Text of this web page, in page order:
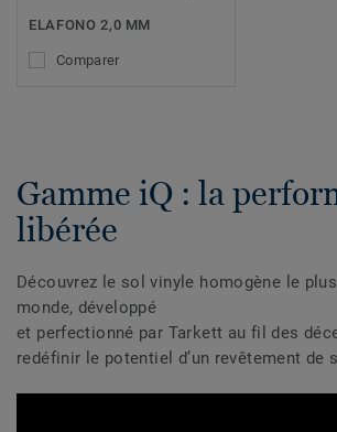
ELAFONO 2,0 MM
Comparer
Gamme iQ : la
libérée
Découvrez le sol vinyle homogène le
monde, développé
et perfectionné par Tarkett au fil des
redéfinir le potentiel d’un revêtement de